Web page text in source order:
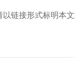
链接形式标明本